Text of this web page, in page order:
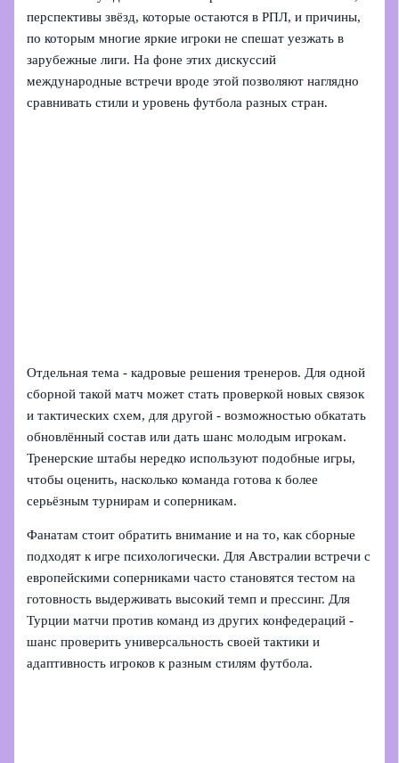
перспективы звёзд, которые остаются в РПЛ, и причины,
по которым многие яркие игроки не спешат уезжать в
зарубежные лиги. На фоне этих дискуссий
международные встречи вроде этой позволяют наглядно
сравнивать стили и уровень футбола разных стран.
Отдельная тема - кадровые решения тренеров. Для одной
сборной такой матч может стать проверкой новых связок
и тактических схем, для другой - возможностью обкатать
обновлённый состав или дать шанс молодым игрокам.
Тренерские штабы нередко используют подобные игры,
чтобы оценить, насколько команда готова к более
серьёзным турнирам и соперникам.
Фанатам стоит обратить внимание и на то, как сборные
подходят к игре психологически. Для Австралии встречи с
европейскими соперниками часто становятся тестом на
готовность выдерживать высокий темп и прессинг. Для
Турции матчи против команд из других конфедераций -
шанс проверить универсальность своей тактики и
адаптивность игроков к разным стилям футбола.